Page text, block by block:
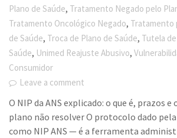
Plano de Saúde, Tratamento Negado pelo
Tratamento Oncológico Negado, Tratamento
de Saúde, Troca de Plano de Saúde, Tutela
Saúde, Unimed Reajuste Abusivo,
Consumidor
Leave a comment
O NIP da ANS explicado: o que é, prazos e
plano não resolver O protocolo dado
como NIP ANS — é a ferramenta